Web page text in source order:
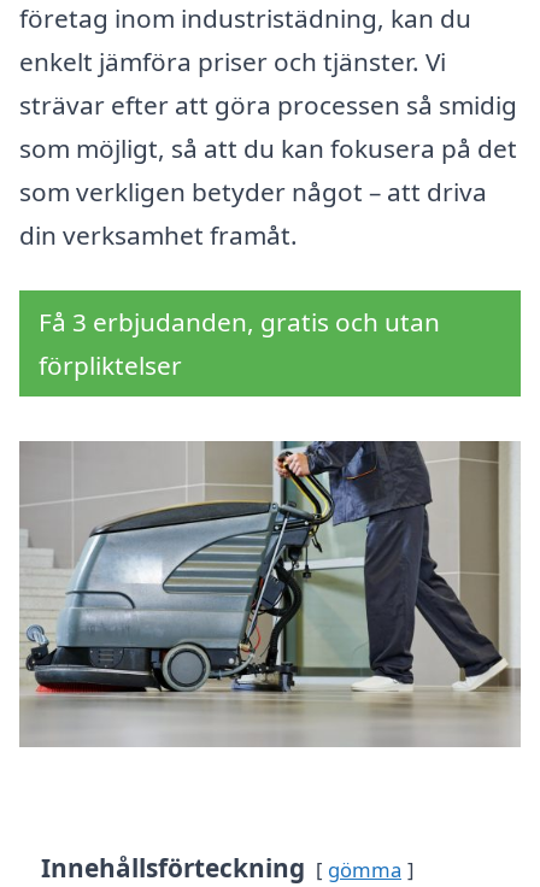
företag inom industristädning, kan du
enkelt jämföra priser och tjänster. Vi
strävar efter att göra processen så smidig
som möjligt, så att du kan fokusera på det
som verkligen betyder något – att driva
din verksamhet framåt.
Få 3 erbjudanden, gratis och utan
förpliktelser
Innehållsförteckning gömma